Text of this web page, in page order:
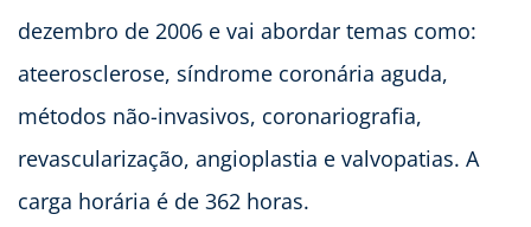
dezembro de 2006 e vai abordar temas como:
ateerosclerose, síndrome coronária aguda,
métodos não-invasivos, coronariografia,
revascularização, angioplastia e valvopatias. A
carga horária é de 362 horas.